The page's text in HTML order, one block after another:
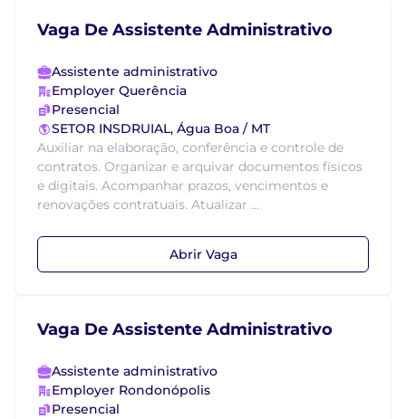
Vaga De Assistente Administrativo
Assistente administrativo
Employer Querência
Presencial
SETOR INSDRUIAL, Água Boa / MT
Auxiliar na elaboração, conferência e controle de
contratos. Organizar e arquivar documentos físicos
e digitais. Acompanhar prazos, vencimentos e
renovações contratuais. Atualizar ...
Abrir Vaga
Vaga De Assistente Administrativo
Assistente administrativo
Employer Rondonópolis
Presencial